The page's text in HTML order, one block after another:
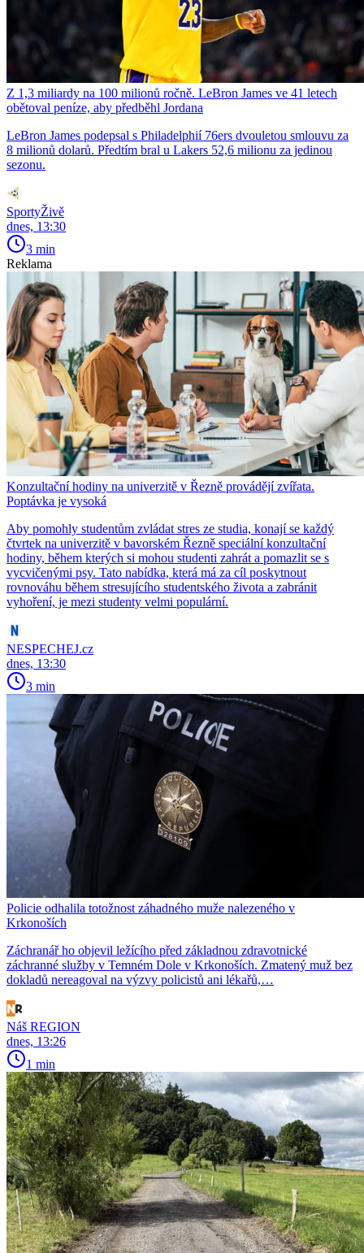
Z 1,3 miliardy na 100 milionů ročně. LeBron James ve 41 letech
obětoval peníze, aby předběhl Jordana
LeBron James podepsal s Philadelphií 76ers dvouletou smlouvu za
8 milionů dolarů. Předtím bral u Lakers 52,6 milionu za jedinou
sezonu.
SportyŽivě
dnes, 13:30
3 min
Reklama
Konzultační hodiny na univerzitě v Řezně provádějí zvířata.
Poptávka je vysoká
Aby pomohly studentům zvládat stres ze studia, konají se každý
čtvrtek na univerzitě v bavorském Řezně speciální konzultační
hodiny, během kterých si mohou studenti zahrát a pomazlit se s
vycvičenými psy. Tato nabídka, která má za cíl poskytnout
rovnováhu během stresujícího studentského života a zabránit
vyhoření, je mezi studenty velmi populární.
NESPECHEJ.cz
dnes, 13:30
3 min
Policie odhalila totožnost záhadného muže nalezeného v
Krkonoších
Záchranář ho objevil ležícího před základnou zdravotnické
záchranné služby v Temném Dole v Krkonoších. Zmatený muž bez
dokladů nereagoval na výzvy policistů ani lékařů,…
Náš REGION
dnes, 13:26
1 min